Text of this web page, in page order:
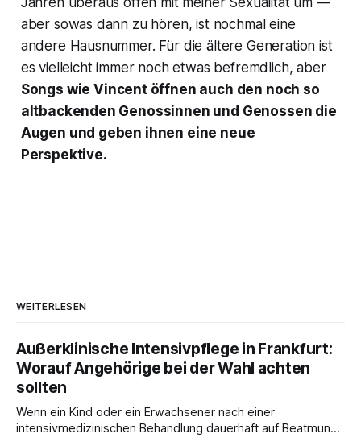
aber sowas dann zu hören, ist nochmal eine
andere Hausnummer. Für die ältere Generation ist
es vielleicht immer noch etwas befremdlich, aber
Songs wieVincentöffnen auch den noch so
altbackenden Genossinnen und Genossen die
Augen und geben ihnen eine neue
Perspektive.
WEITERLESEN
Außerklinische Intensivpflege in Frankfurt:
Worauf Angehörige bei der Wahl achten
sollten
Wenn ein Kind oder ein Erwachsener nach einer
intensivmedizinischen Behandlung dauerhaft auf Beatmung